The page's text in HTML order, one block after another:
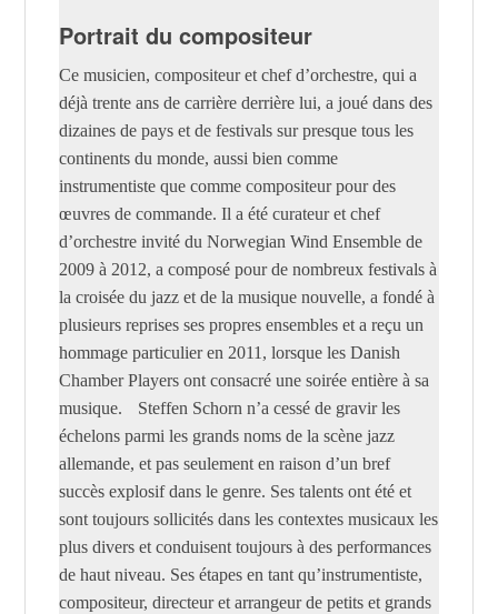
Portrait du compositeur
Ce musicien, compositeur et chef d’orchestre, qui a
déjà trente ans de carrière derrière lui, a joué dans des
dizaines de pays et de festivals sur presque tous les
continents du monde, aussi bien comme
instrumentiste que comme compositeur pour des
œuvres de commande. Il a été curateur et chef
d’orchestre invité du Norwegian Wind Ensemble de
2009 à 2012, a composé pour de nombreux festivals à
la croisée du jazz et de la musique nouvelle, a fondé à
plusieurs reprises ses propres ensembles et a reçu un
hommage particulier en 2011, lorsque les Danish
Chamber Players ont consacré une soirée entière à sa
musique. Steffen Schorn n’a cessé de gravir les
échelons parmi les grands noms de la scène jazz
allemande, et pas seulement en raison d’un bref
succès explosif dans le genre. Ses talents ont été et
sont toujours sollicités dans les contextes musicaux les
plus divers et conduisent toujours à des performances
de haut niveau. Ses étapes en tant qu’instrumentiste,
compositeur, directeur et arrangeur de petits et grands